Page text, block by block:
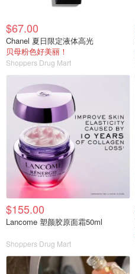
$67.00
Chanel 夏日限定液体高光
贝母粉色好美丽！
Shoppers Drug Mart
$155.00
Lancome 塑颜胶原面霜50ml
Shoppers Drug Mart